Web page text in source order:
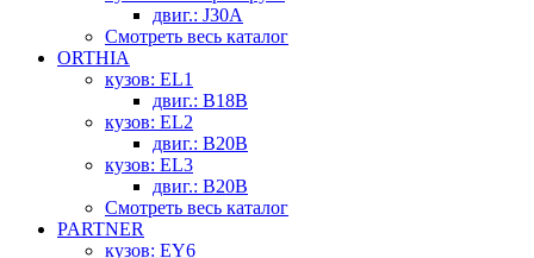
двиг.: J30A
Смотреть весь каталог
ORTHIA
кузов: EL1
двиг.: B18B
кузов: EL2
двиг.: B20B
кузов: EL3
двиг.: B20B
Смотреть весь каталог
PARTNER
кузов: EY6